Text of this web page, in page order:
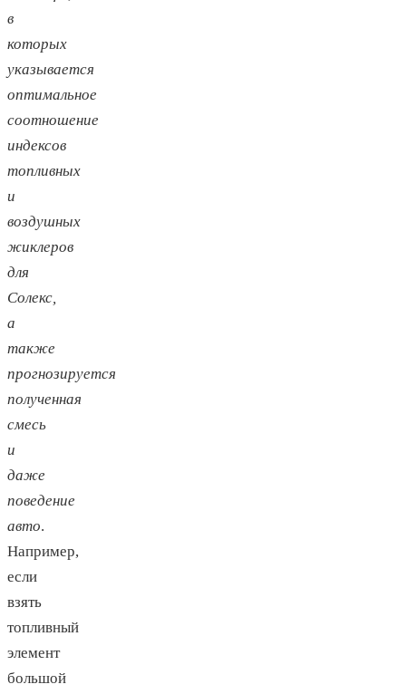
в
которых
указывается
оптимальное
соотношение
индексов
топливных
и
воздушных
жиклеров
для
Солекс,
а
также
прогнозируется
полученная
смесь
и
даже
поведение
авто.
Например,
если
взять
топливный
элемент
большой